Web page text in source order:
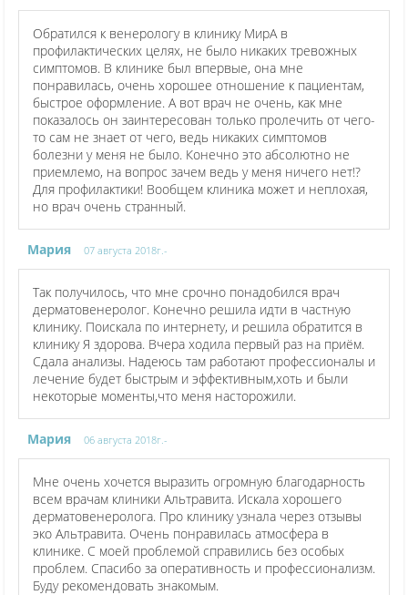
Обратился к венерологу в клинику МирА в
профилактических целях, не было никаких тревожных
симптомов. В клинике был впервые, она мне
понравилась, очень хорошее отношение к пациентам,
быстрое оформление. А вот врач не очень, как мне
показалось он заинтересован только пролечить от чего-
то сам не знает от чего, ведь никаких симптомов
болезни у меня не было. Конечно это абсолютно не
приемлемо, на вопрос зачем ведь у меня ничего нет!?
Для профилактики! Вообщем клиника может и неплохая,
но врач очень странный.
Мария 07 августа 2018г.-
Так получилось, что мне срочно понадобился врач
дерматовенеролог. Конечно решила идти в частную
клинику. Поискала по интернету, и решила обратится в
клинику Я здорова. Вчера ходила первый раз на приём.
Сдала анализы. Надеюсь там работают профессионалы и
лечение будет быстрым и эффективным,хоть и были
некоторые моменты,что меня насторожили.
Мария 06 августа 2018г.-
Мне очень хочется выразить огромную благодарность
всем врачам клиники Альтравита. Искала хорошего
дерматовенеролога. Про клинику узнала через отзывы
эко Альтравита. Очень понравилась атмосфера в
клинике. С моей проблемой справились без особых
проблем. Спасибо за оперативность и профессионализм.
Буду рекомендовать знакомым.